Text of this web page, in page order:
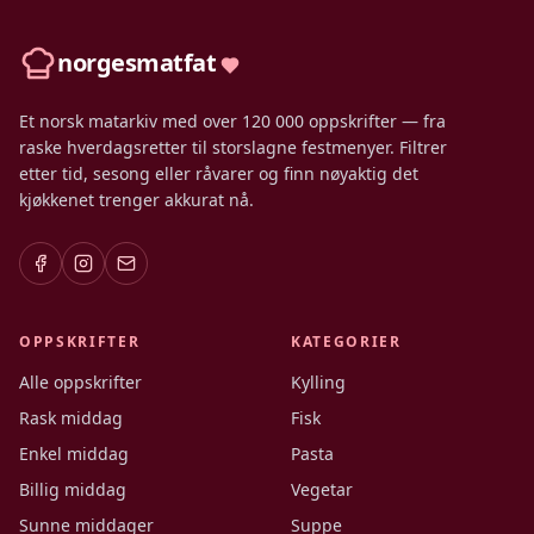
norgesmatfat
Et norsk matarkiv med over 120 000 oppskrifter — fra
raske hverdagsretter til storslagne festmenyer. Filtrer
etter tid, sesong eller råvarer og finn nøyaktig det
kjøkkenet trenger akkurat nå.
OPPSKRIFTER
Alle oppskrifter
Rask middag
Enkel middag
Billig middag
Sunne middager
KATEGORIER
Kylling
Fisk
Pasta
Vegetar
Suppe